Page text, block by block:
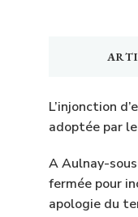
L’injonction
adoptée par
A Aulnay-
fermée pour
apologie du